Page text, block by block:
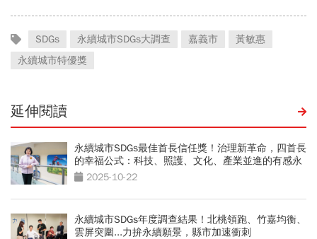
SDGs 永續城市SDGs大調查 嘉義市
黃敏惠
永續城市特優獎
延伸閱讀
永續城市SDGs最佳首長信任獎！治理新革命，四首長
的幸福公式：科技、照護、文化、產業並進的有感永
續 2025-10-22
永續城市SDGs年度調查結果！北桃領跑、竹嘉均衡、
雲屏突圍...力拚永續願景，縣市加速衝刺